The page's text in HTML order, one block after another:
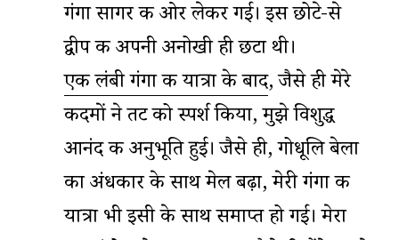
गंगा सागर की ओर लेकर गई। इस छोटे-से
द्वीप की अपनी अनोखी ही छटा थी।
एक लंबी गंगा की यात्रा के बाद, जैसे ही मेरे
कदमों ने तट को स्पर्श किया, मुझे विशुद्ध
आनंद की अनुभूति हुई। जैसे ही, गोधूलि बेला
का अंधकार के साथ मेल बढ़ा, मेरी गंगा की
यात्रा भी इसी के साथ समाप्त हो गई। मेरा